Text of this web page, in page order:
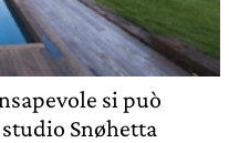
si può
Snøhetta